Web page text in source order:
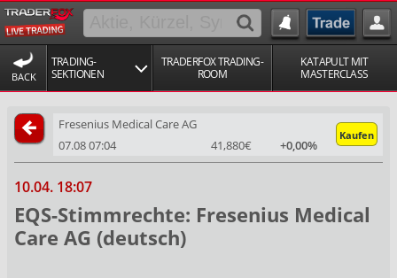
BACK
TRADING-
SEKTIONEN
TRADERFOX TRADING-
ROOM
KATAPULT MIT
MASTERCLASS
Fresenius Medical Care AG
Kaufen
07.08 07:04 41,880€ +0,00%
10.04. 18:07
EQS-Stimmrechte: Fresenius Medical
Care AG (deutsch)